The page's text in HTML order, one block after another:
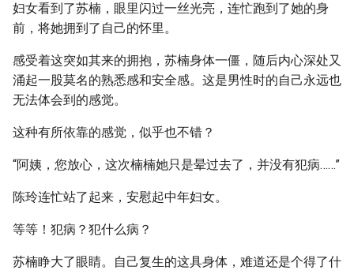
妇女看到了苏楠，眼里闪过一丝光亮，连忙跑到了她的身
前，将她拥到了自己的怀里。
感受着这突如其来的拥抱，苏楠身体一僵，随后内心深处又
涌起一股莫名的熟悉感和安全感。这是男性时的自己永远也
无法体会到的感觉。
这种有所依靠的感觉，似乎也不错？
“阿姨，您放心，这次楠楠她只是晕过去了，并没有犯病……”
陈玲连忙站了起来，安慰起中年妇女。
等等！犯病？犯什么病？
苏楠睁大了眼睛。自己复生的这具身体，难道还是个得了什